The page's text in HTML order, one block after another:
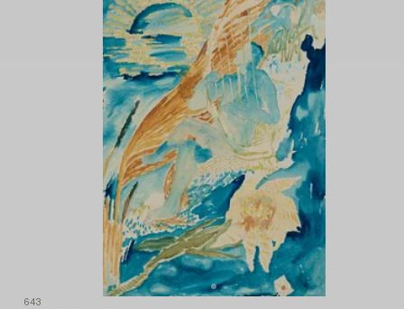
643